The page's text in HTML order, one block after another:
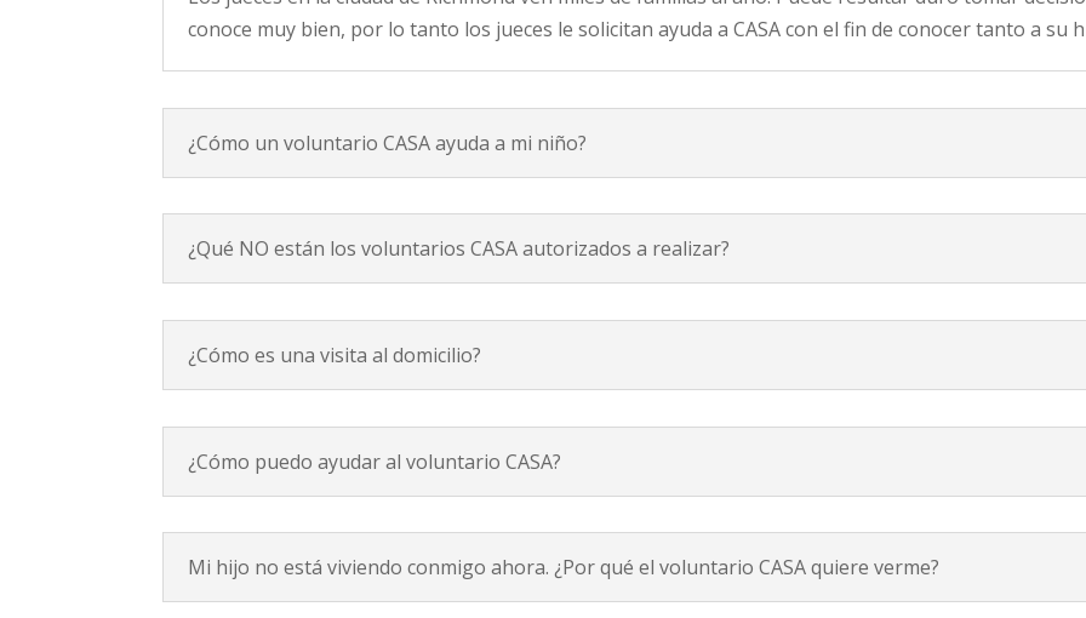
conoce muy bien, por lo tanto los jueces le solicitan ayuda a CASA con el fin de conocer tanto a su
¿Cómo un voluntario CASA ayuda a mi niño?
¿Qué NO están los voluntarios CASA autorizados a realizar?
¿Cómo es una visita al domicilio?
¿Cómo puedo ayudar al voluntario CASA?
Mi hijo no está viviendo conmigo ahora. ¿Por qué el voluntario CASA quiere verme?